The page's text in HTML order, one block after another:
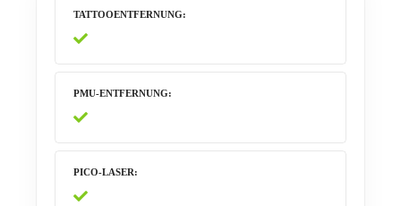
TATTOOENTFERNUNG
PMU-ENTFERNUNG
PICO-LASER